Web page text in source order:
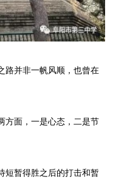
并非一帆风顺，也曾在
面，一是心态，二是节
暂得胜之后的打击和暂